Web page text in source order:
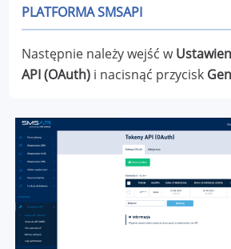
PLATFORMA SMSAPI
Następnie należy wejść w
API (OAuth) i nacisnąć przycisk